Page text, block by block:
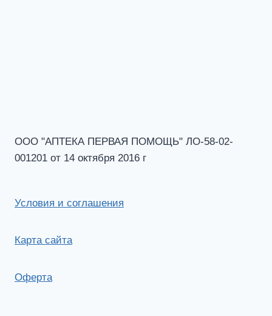
ООО "АПТЕКА ПЕРВАЯ ПОМОЩЬ" ЛО-58-02-
001201 от 14 октября 2016 г
Условия и соглашения
Карта сайта
Оферта